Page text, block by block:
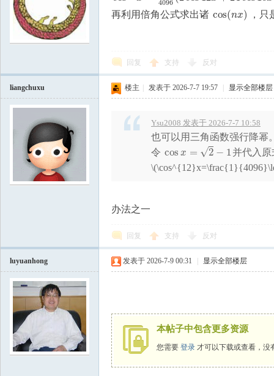
4096
再利用倍角公式求出诸 cos(nx)
cos(nx) ，
回复 支持 反对
liangchuxu 楼主 发表于 2026-7-7 19:57 显示全部楼层
Ysu2008 发表于 2026-7-7 10:58
也可以用三角函数强行降幂
令 cos x = 2
√ − 1
cosx= 2− 1
并代入
办法之一
回复 支持 反对
luyuanhong 发表于 2026-7-9 00:31 显示全部楼层
本帖子中包含更多资源
您需要 登录 才可以下载或查看，没